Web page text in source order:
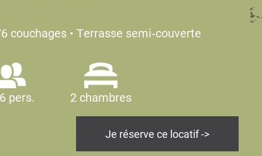
couchages • Terrasse semi‑couverte
pers. 2 chambres
Je réserve ce locatif ->